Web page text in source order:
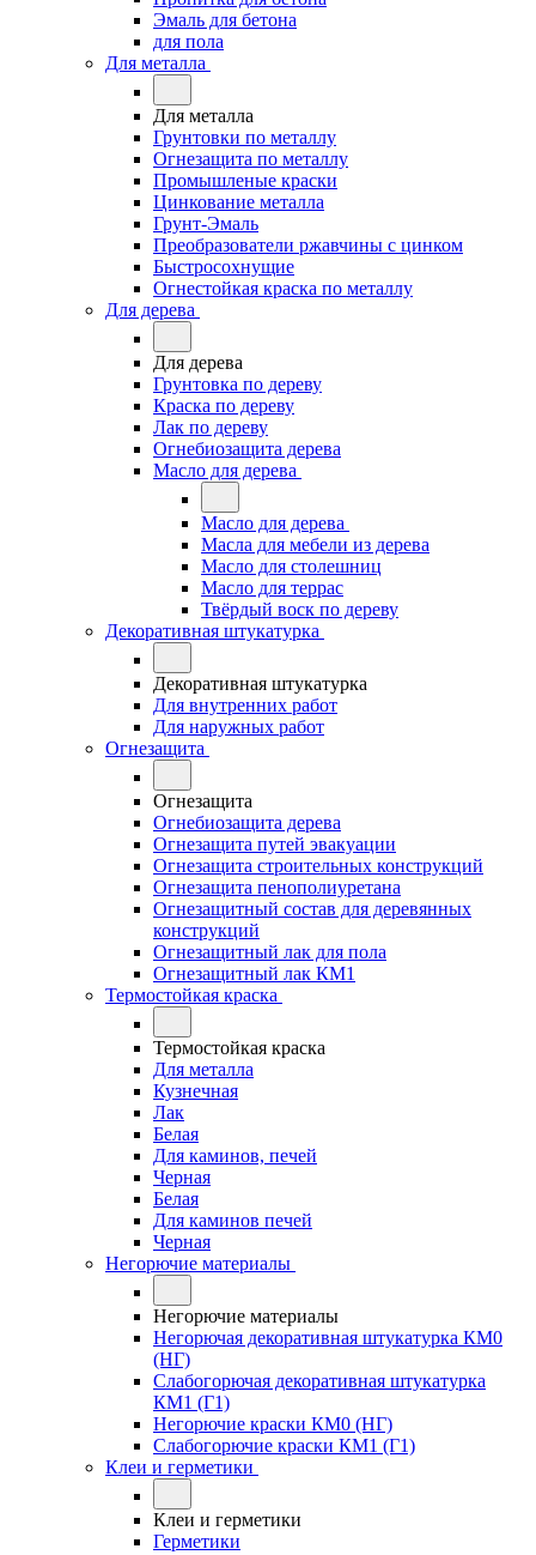
Эмаль для бетона
для пола
Для металла
Для металла
Грунтовки по металлу
Огнезащита по металлу
Промышленые краски
Цинкование металла
Грунт-Эмаль
Преобразователи ржавчины с цинком
Быстросохнущие
Огнестойкая краска по металлу
Для дерева
Для дерева
Грунтовка по дереву
Краска по дереву
Лак по дереву
Огнебиозащита дерева
Масло для дерева
Масло для дерева
Масла для мебели из дерева
Масло для столешниц
Масло для террас
Твёрдый воск по дереву
Декоративная штукатурка
Декоративная штукатурка
Для внутренних работ
Для наружных работ
Огнезащита
Огнезащита
Огнебиозащита дерева
Огнезащита путей эвакуации
Огнезащита строительных конструкций
Огнезащита пенополиуретана
Огнезащитный состав для деревянных
конструкций
Огнезащитный лак для пола
Огнезащитный лак КМ1
Термостойкая краска
Термостойкая краска
Для металла
Кузнечная
Лак
Белая
Для каминов, печей
Черная
Белая
Для каминов печей
Черная
Негорючие материалы
Негорючие материалы
Негорючая декоративная штукатурка КМ0
(НГ)
Слабогорючая декоративная штукатурка
КМ1 (Г1)
Негорючие краски КМ0 (НГ)
Слабогорючие краски КМ1 (Г1)
Клеи и герметики
Клеи и герметики
Герметики